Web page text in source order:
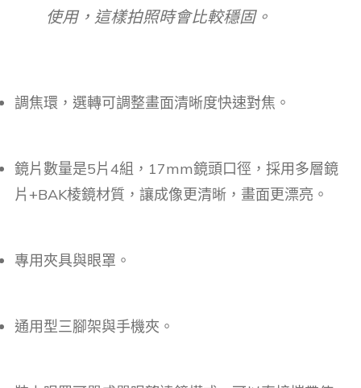
使用，這樣拍照時會比較穩固。
調焦環，選轉可調整畫面清晰度快速對焦。
鏡片數量是5片4組，17mm鏡頭口徑，採用多層鏡
片+BAK棱鏡材質，讓成像更清晰，畫面更漂亮。
專用夾具與眼罩。
通用型三腳架與手機夾。